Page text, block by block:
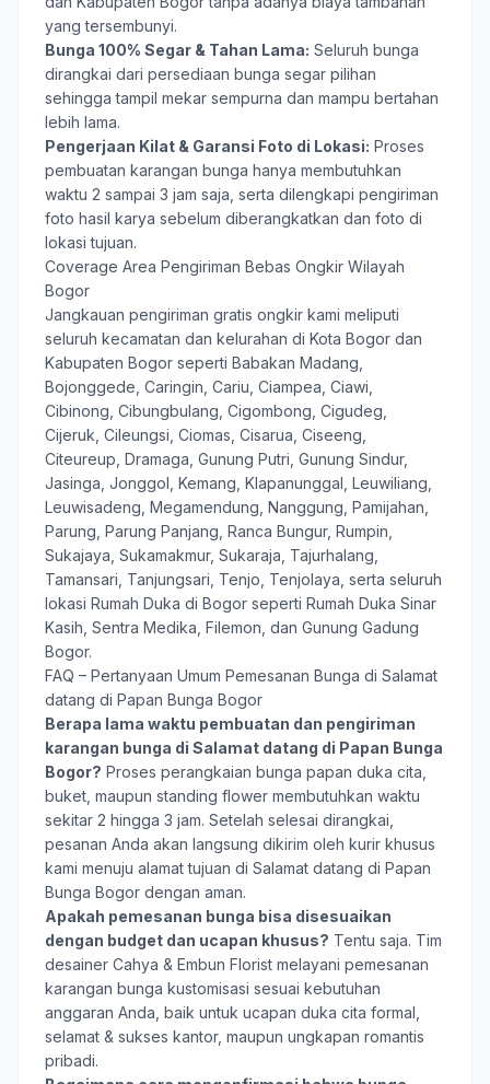
yang tersembunyi.
Bunga 100% Segar & Tahan Lama: Seluruh bunga
dirangkai dari persediaan bunga segar pilihan
sehingga tampil mekar sempurna dan mampu bertahan
lebih lama.
Pengerjaan Kilat & Garansi Foto di Lokasi: Proses
pembuatan karangan bunga hanya membutuhkan
waktu 2 sampai 3 jam saja, serta dilengkapi pengiriman
foto hasil karya sebelum diberangkatkan dan foto di
lokasi tujuan.
Coverage Area Pengiriman Bebas Ongkir Wilayah
Bogor
Jangkauan pengiriman gratis ongkir kami meliputi
seluruh kecamatan dan kelurahan di Kota Bogor dan
Kabupaten Bogor seperti Babakan Madang,
Bojonggede, Caringin, Cariu, Ciampea, Ciawi,
Cibinong, Cibungbulang, Cigombong, Cigudeg,
Cijeruk, Cileungsi, Ciomas, Cisarua, Ciseeng,
Citeureup, Dramaga, Gunung Putri, Gunung Sindur,
Jasinga, Jonggol, Kemang, Klapanunggal, Leuwiliang,
Leuwisadeng, Megamendung, Nanggung, Pamijahan,
Parung, Parung Panjang, Ranca Bungur, Rumpin,
Sukajaya, Sukamakmur, Sukaraja, Tajurhalang,
Tamansari, Tanjungsari, Tenjo, Tenjolaya, serta seluruh
lokasi Rumah Duka di Bogor seperti Rumah Duka Sinar
Kasih, Sentra Medika, Filemon, dan Gunung Gadung
Bogor.
FAQ – Pertanyaan Umum Pemesanan Bunga di Salamat
datang di Papan Bunga Bogor
Berapa lama waktu pembuatan dan pengiriman
karangan bunga di Salamat datang di Papan Bunga
Bogor? Proses perangkaian bunga papan duka cita,
buket, maupun standing flower membutuhkan waktu
sekitar 2 hingga 3 jam. Setelah selesai dirangkai,
pesanan Anda akan langsung dikirim oleh kurir khusus
kami menuju alamat tujuan di Salamat datang di Papan
Bunga Bogor dengan aman.
Apakah pemesanan bunga bisa disesuaikan
dengan budget dan ucapan khusus? Tentu saja. Tim
desainer Cahya & Embun Florist melayani pemesanan
karangan bunga kustomisasi sesuai kebutuhan
anggaran Anda, baik untuk ucapan duka cita formal,
selamat & sukses kantor, maupun ungkapan romantis
pribadi.